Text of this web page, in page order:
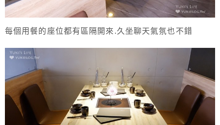
每個用餐的座位都有區隔開來.久坐聊天氣氛也不錯